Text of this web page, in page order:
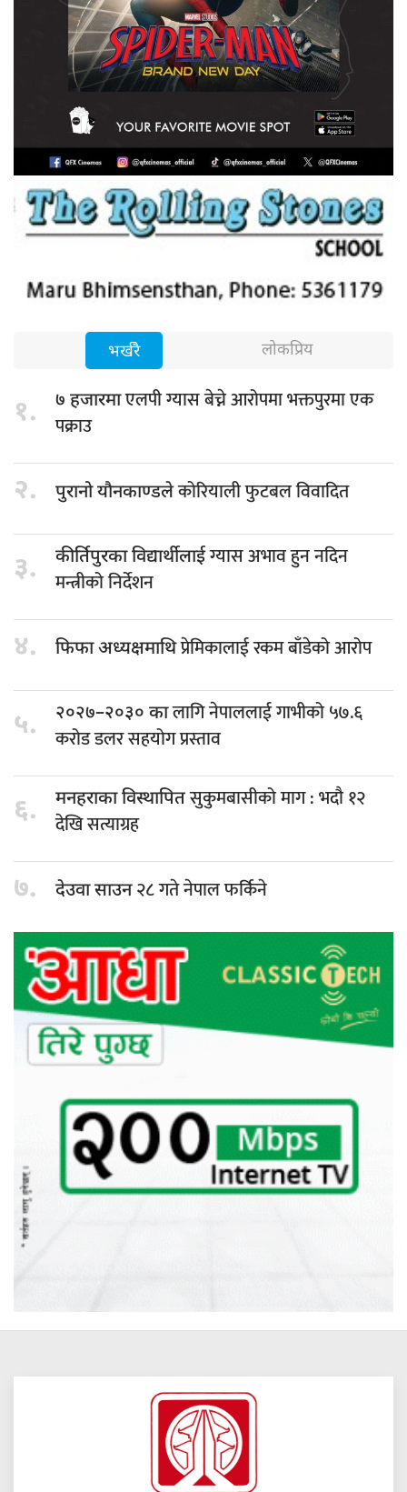
भर्खरै लोकप्रिय
१. ७ हजारमाएलपी ग्यास बेच्ने आरोपमा भक्तपुरमा एक
पक्राउ
२. पुरानो यौनकाण्डलेकोरियाली फुटबल विवादित
३. कीर्तिपुरका विद्यार्थीलाईग्यास अभाव हुन नदिन
मन्त्रीको निर्देशन
४. फिफा अध्यक्षमाथिप्रेमिकालाई रकम बाँडेको आरोप
५. २०२७–२०३० कालागि नेपाललाई गाभीको ५७.६
करोड डलर सहयोग प्रस्ताव
६. मनहराका विस्थापितसुकुमबासीको माग : भदौ १२
देखि सत्याग्रह
७. देउवा साउन२८ गते नेपाल फर्किने